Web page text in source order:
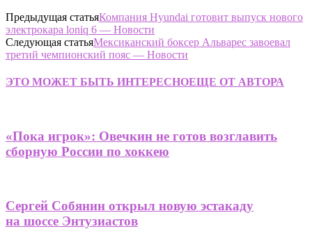
Предыдущая статьяКомпания Hyundai готовит выпуск нового
электрокара loniq 6 — Новости
Следующая статьяМексиканский боксер Альварес завоевал
третий чемпионский пояс — Новости
ЭТО МОЖЕТ БЫТЬ ИНТЕРЕСНОЕЩЕ ОТ АВТОРА
«Пока игрок»: Овечкин не готов возглавить
сборную России по хоккею
Сергей Собянин открыл новую эстакаду
на шоссе Энтузиастов